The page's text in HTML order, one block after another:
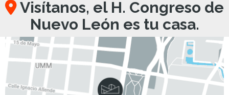
Visítanos, el H. Congreso de
Nuevo León es tu casa.